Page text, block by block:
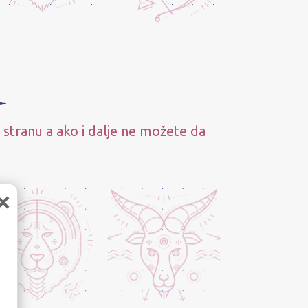
a ako i dalje ne možete da